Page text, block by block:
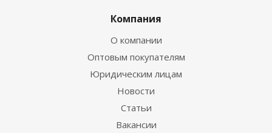
Компания
О компании
Оптовым покупателям
Юридическим лицам
Новости
Статьи
Вакансии